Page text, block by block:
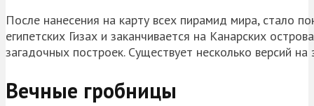
После нанесения на карту всех пирамид мира, стало
египетских Гизах и заканчивается на Канарских
загадочных построек. Существует несколько версий на
Вечные гробницы